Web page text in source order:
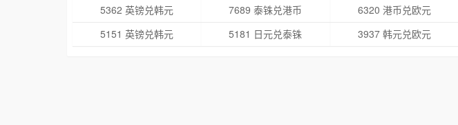
5362 英镑兑韩元
7689 泰铢兑港币 6320 港币兑欧元
5151 英镑兑韩元
5181 日元兑泰铢 3937 韩元兑欧元